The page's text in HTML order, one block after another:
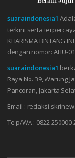
suaraindonesia1
terkini serta
KHARISMA BINTANG
dengan nomor: AHU-
suaraindonesia1
Raya No. 39, Warung
Pancoran, Jakarta
Email :
Telp/WA : 0822 250000